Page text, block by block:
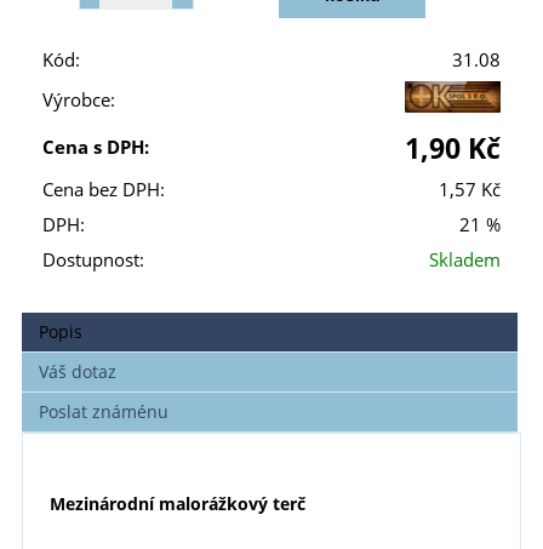
Kód:
31.08
Výrobce:
Cena s DPH:
1,90 Kč
Cena bez DPH:
1,57 Kč
DPH:
21 %
Dostupnost:
Skladem
Popis
Váš dotaz
Poslat známénu
Mezinárodní malorážkový terč